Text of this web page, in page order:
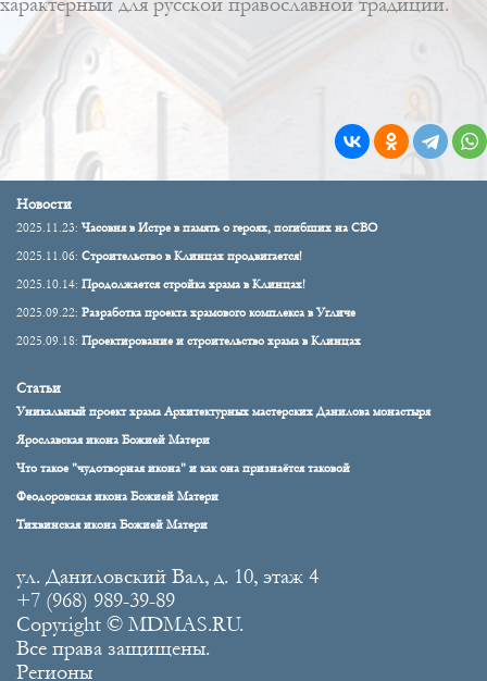
Новости
2025.11.23: Часовня в Истре в память о героях, погибших на СВО
2025.11.06: Строительство в Клинцах продвигается!
2025.10.14: Продолжается стройка храма в Клинцах!
2025.09.22: Разработка проекта храмового комплекса в Угличе
2025.09.18: Проектирование и строительство храма в Клинцах
Статьи
Уникальный проект храма Архитектурных мастерских Данилова монастыря
Ярославская икона Божией Матери
Что такое "чудотворная икона" и как она признаётся таковой
Феодоровская икона Божией Матери
Тихвинская икона Божией Матери
ул. Даниловский Вал, д. 10, этаж 4
+7 (968) 989-39-89
Copyright © MDMAS.RU.
Все права защищены.
Регионы